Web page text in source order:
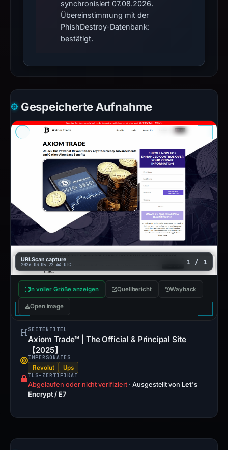
synchronisiert 07.08.2026.
Übereinstimmung mit der
PhishDestroy-Datenbank:
bestätigt.
Gespeicherte Aufnahme
URLScan capture
2026-03-05 22:44 UTC 1 / 1
In voller Größe anzeigen Quellbericht Wayback
Open image
SEITENTITEL
Axiom Trade™ | The Official & Principal Site
【2025】
IMPERSONATES
Revolut Ups
TLS-ZERTIFIKAT
Abgelaufen oder nicht verifiziert · Ausgestellt von Let's
Encrypt / E7